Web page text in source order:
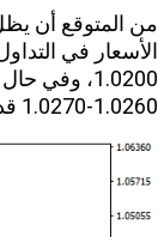
من المتوقع أن
الأسعار في
1.0260-1.0270 قد تواجه مقاومة قوية.